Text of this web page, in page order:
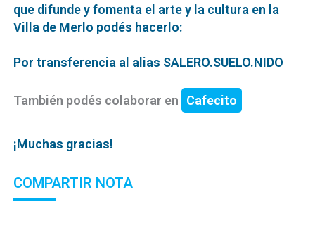
que difunde y fomenta el arte y la cultura en la
Villa de Merlo podés hacerlo:
Por transferencia al alias SALERO.SUELO.NIDO
También podés colaborar en Cafecito
¡Muchas gracias!
COMPARTIR NOTA